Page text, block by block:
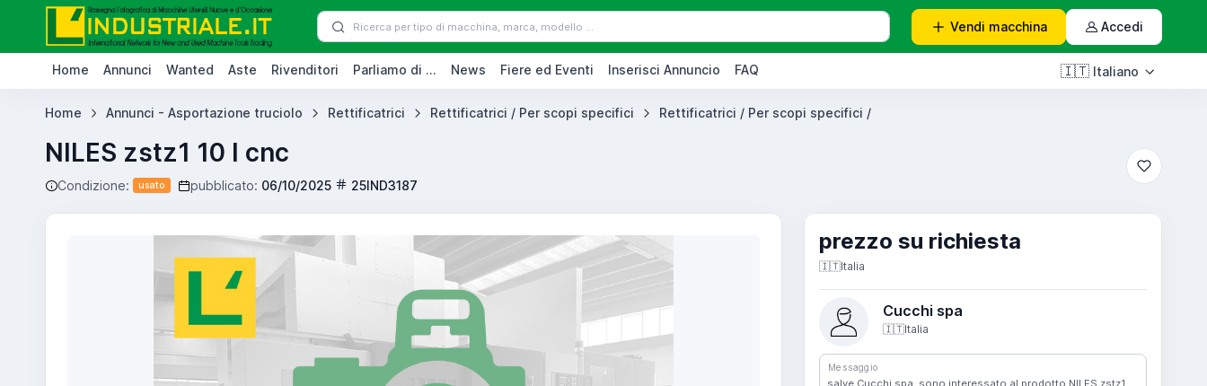
Vendi macchina Accedi
Home Annunci Wanted Aste Rivenditori Parliamo di ... News Fiere ed Eventi Inserisci Annuncio FAQ 🇮🇹 Italiano
Home Annunci - Asportazione truciolo Rettificatrici Rettificatrici / Per scopi specifici Rettificatrici / Per scopi specifici /
NILES zstz1 10 l cnc
Condizione: usato pubblicato: 06/10/2025 25IND3187
prezzo su richiesta
🇮🇹Italia
Cucchi spa
🇮🇹Italia
Messaggio